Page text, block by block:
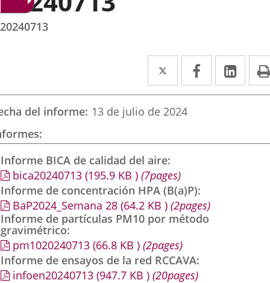
20240713
Twitter
Enlace
a
una
externa.
Facebook
Enlace
a
externa.
a
del informe 13 de julio de 2024
Informe BICA de calidad del aire
bica20240713 (195.9 KB ) (7pages)
Informe de concentración HPA (B(a)P)
BaP2024_Semana 28 (64.2 KB ) (2pages)
Informe de partículas PM10 por método
gravimétrico
pm1020240713 (66.8 KB ) (2pages)
Informe de ensayos de la red RCCAVA
infoen20240713 (947.7 KB ) (20pages)